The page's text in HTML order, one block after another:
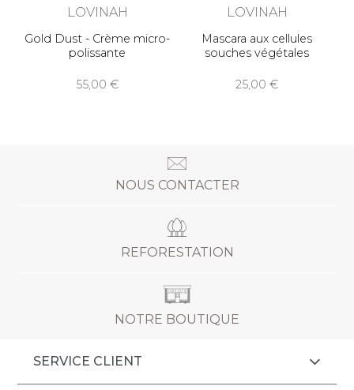
LOVINAH
Gold Dust - Crème micro-
polissante
55,00
LOVINAH
Mascara aux cellules
souches végétales
25,00
NOUS CONTACTER
REFORESTATION
NOTRE BOUTIQUE
SERVICE CLIENT